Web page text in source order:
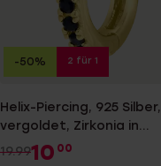
Helix-Piercing, 925 Silber,
vergoldet, Zirkonia in
Schwarz
19.9910 00
-50% 2 für 1